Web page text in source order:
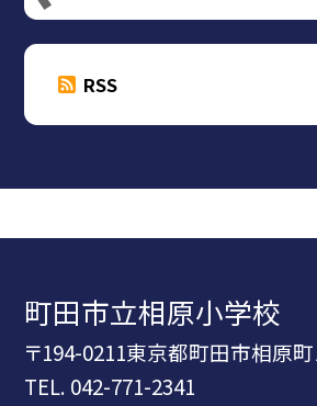
RSS
町田市立相原小学校
〒194-0211東京都町田市相原町
TEL. 042-771-2341